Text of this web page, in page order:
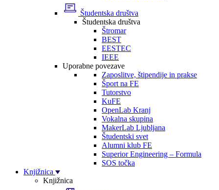
Študentska društva
Študentska društva
Štromar
BEST
EESTEC
IEEE
Uporabne povezave
Zaposlitve, štipendije in prakse
Šport na FE
Tutorstvo
KuFE
OpenLab Kranj
Vokalna skupina
MakerLab Ljubljana
Študentski svet
Alumni klub FE
Superior Engineering – Formula
SOS točka
Knjižnica
Knjižnica